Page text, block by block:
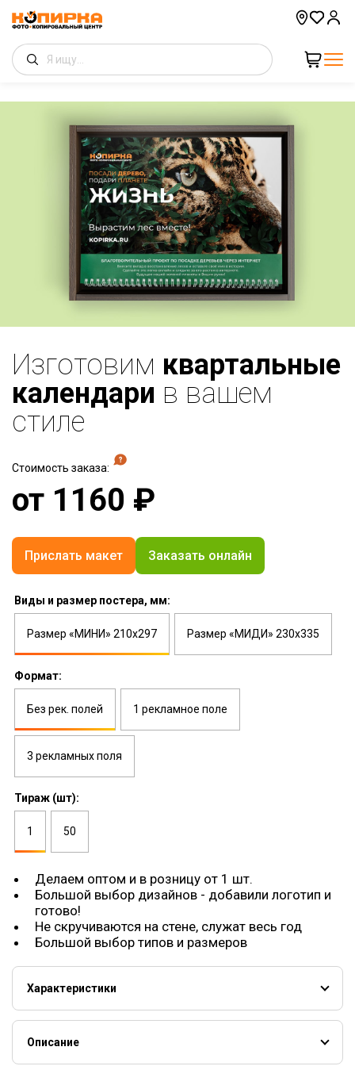
Изготовим квартальные
календари в вашем
стиле
Стоимость заказа:
от 1160 ₽
Прислать макет Заказать онлайн
Виды и размер постера, мм:
Размер «МИНИ» 210х297 Размер «МИДИ» 230х335
Формат:
Без рек. полей 1 рекламное поле
3 рекламных поля
Тираж (шт):
1 50
Делаем оптом и в розницу от 1 шт.
Большой выбор дизайнов - добавили логотип и
готово!
Не скручиваются на стене, служат весь год
Большой выбор типов и размеров
Характеристики
Постер на бумаге 300 гм2, ламинация 32 мкм
(двусторонняя)
Описание